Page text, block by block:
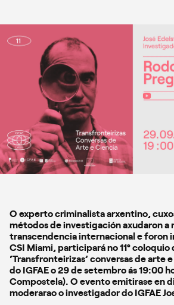
O experto criminalista arxentino,
métodos de investigación axudaron a
transcendencia internacional e foron
CSI Miami, participará no 11º coloquio
‘Transfronteirizas’ conversas de arte
do IGFAE o 29 de setembro ás 19:00
Compostela). O evento emitirase en
moderarao o investigador do IGFAE